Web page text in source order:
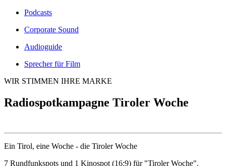
Podcasts
Corporate Sound
Audioguide
Sprecher für Film
WIR STIMMEN IHRE MARKE
Radiospotkampagne Tiroler Woche
Ein Tirol, eine Woche - die Tiroler Woche
7 Rundfunkspots und 1 Kinospot (16:9) für "Tiroler Woche".